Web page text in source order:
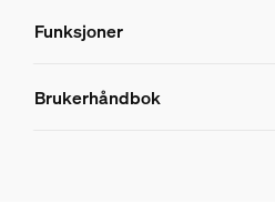
Funksjoner
Funksjoner
Brukerhåndbok